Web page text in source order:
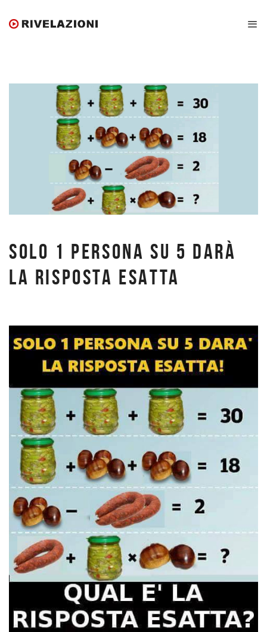
SOLO 1 PERSONA SU 5 DARÀ
LA RISPOSTA ESATTA